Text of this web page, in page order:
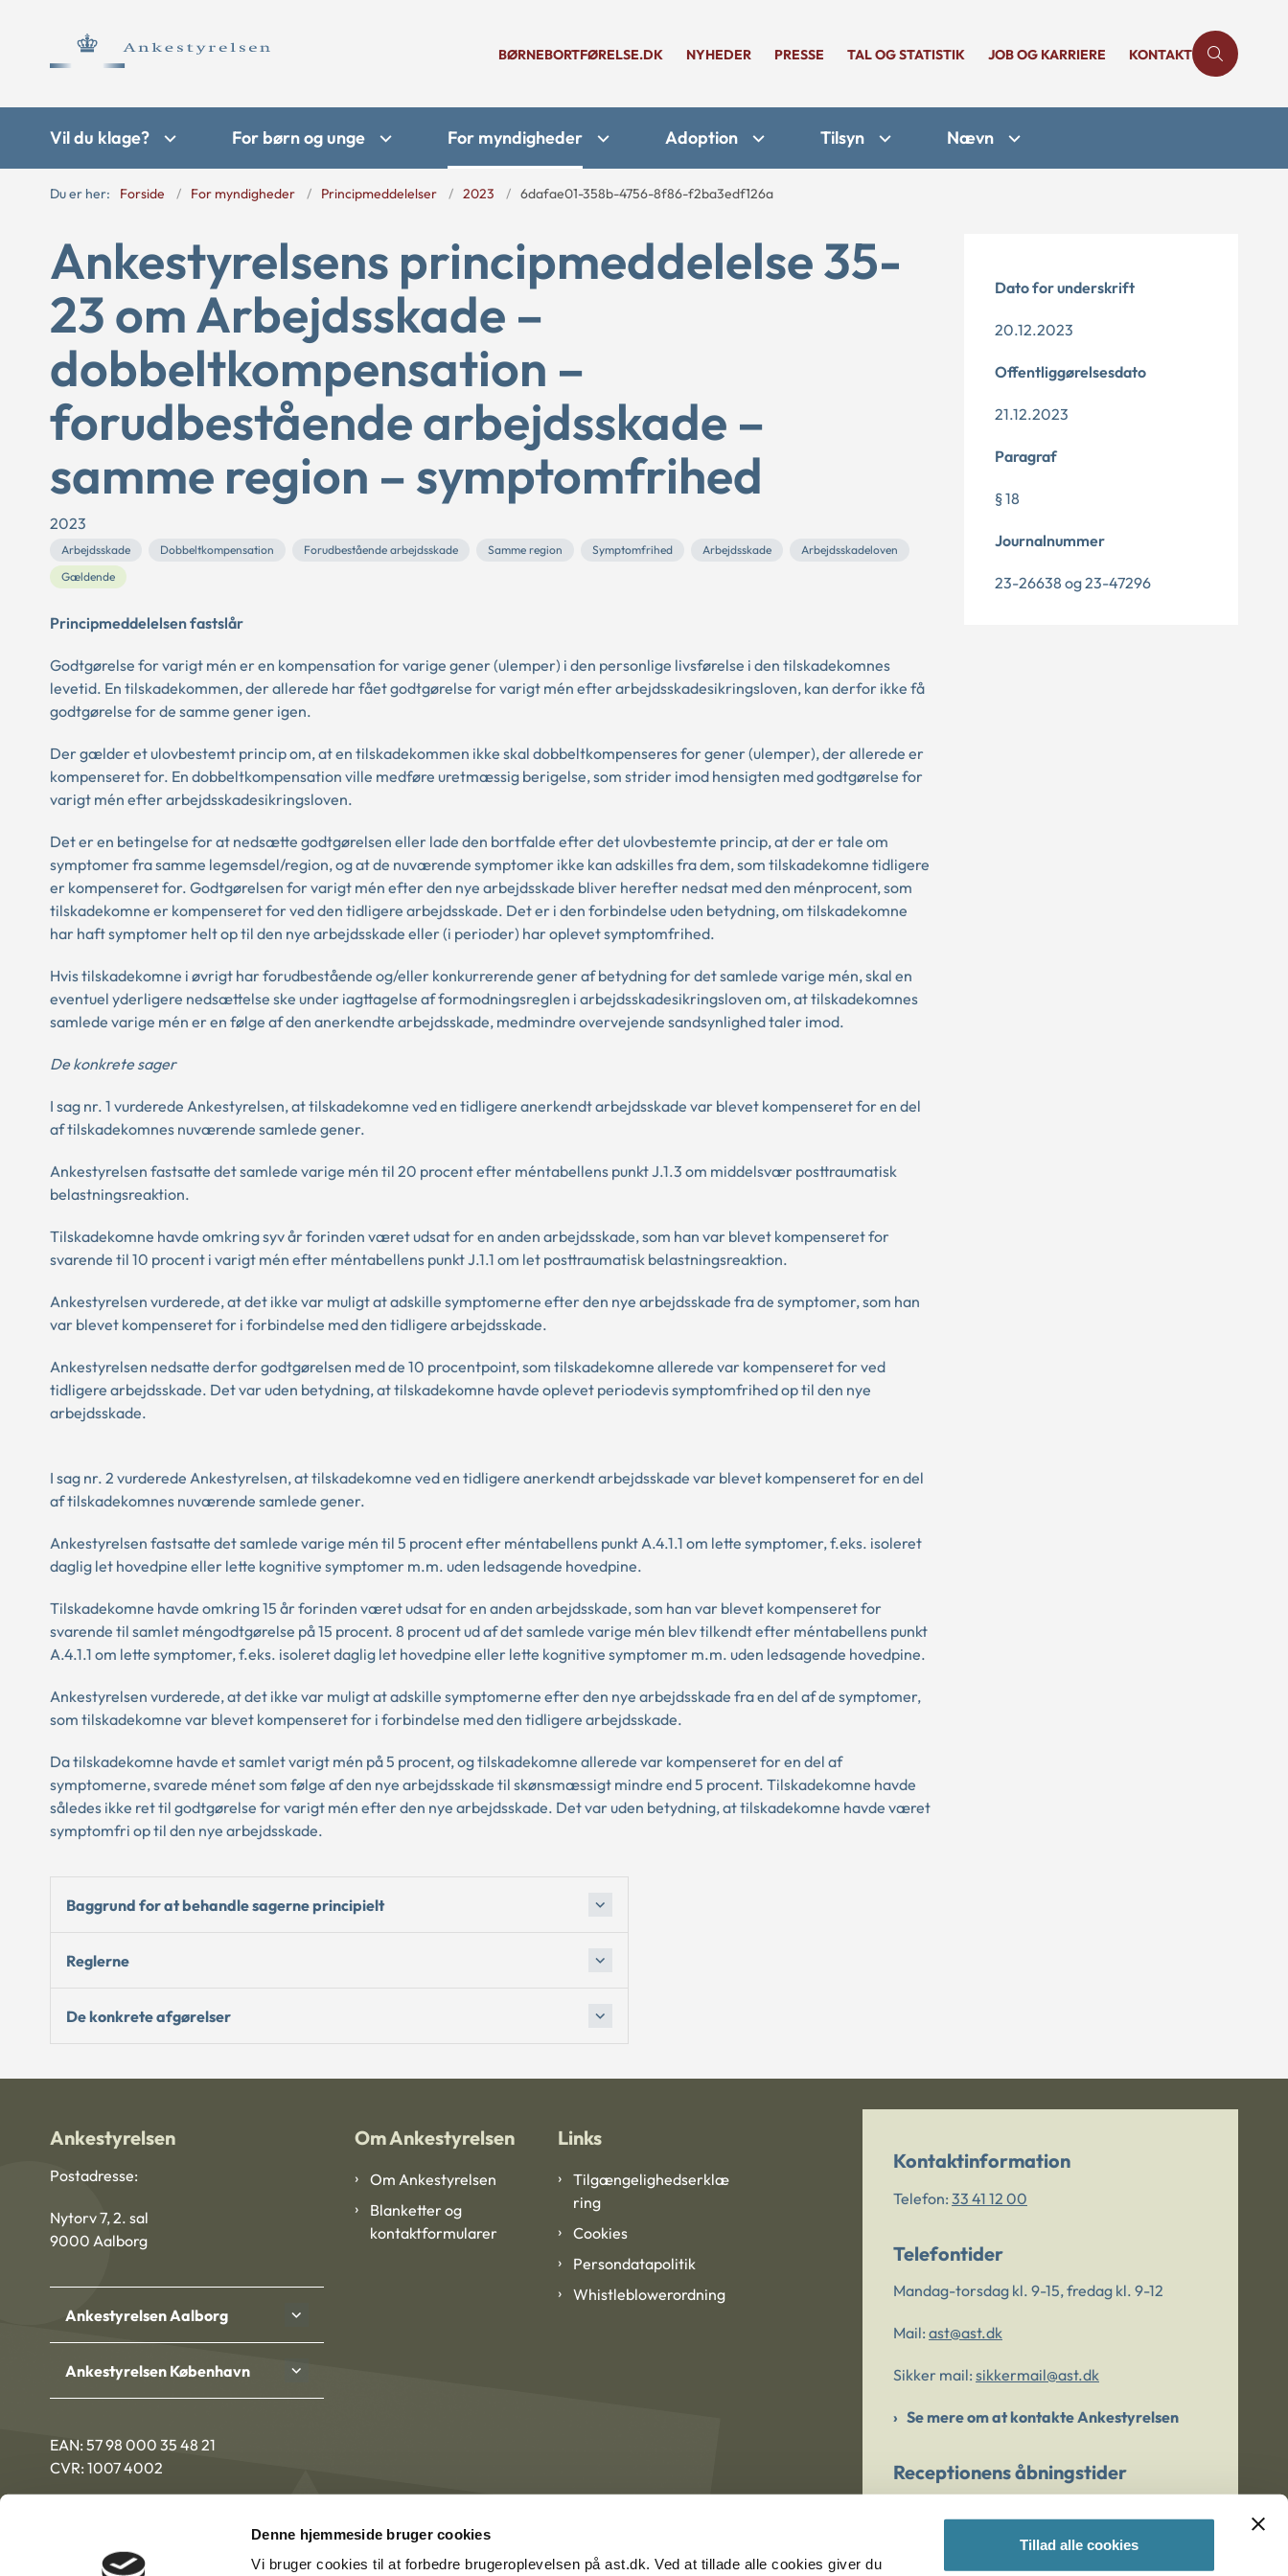
Denne hjemmeside bruger cookies
Vi bruger cookies til at forbedre brugeroplevelsen på ast.dk. Ved at tillade alle cookies giver du
Tillad alle cookies
BØRNEBORTFØRELSE.DK NYHEDER PRESSE TAL OG STATISTIK JOB OG KARRIERE KONTAKT
Vil du klage? For børn og unge For myndigheder Adoption Tilsyn Nævn
Du er her: Forside For myndigheder Principmeddelelser 2023 6dafae01-358b-4756-8f86-f2ba3edf126a
Ankestyrelsens principmeddelelse 35-
23 om Arbejdsskade –
dobbeltkompensation –
forudbestående arbejdsskade –
samme region – symptomfrihed
2023
Arbejdsskade Dobbeltkompensation Forudbestående arbejdsskade Samme region Symptomfrihed Arbejdsskade
Arbejdsskadeloven
Gældende
Principmeddelelsen fastslår
Godtgørelse for varigt mén er en kompensation for varige gener (ulemper) i den personlige livsførelse i den tilskadekomnes
levetid. En tilskadekommen, der allerede har fået godtgørelse for varigt mén efter arbejdsskadesikringsloven, kan derfor ikke få
godtgørelse for de samme gener igen.
Der gælder et ulovbestemt princip om, at en tilskadekommen ikke skal dobbeltkompenseres for gener (ulemper), der allerede er
kompenseret for. En dobbeltkompensation ville medføre uretmæssig berigelse, som strider imod hensigten med godtgørelse for
varigt mén efter arbejdsskadesikringsloven.
Det er en betingelse for at nedsætte godtgørelsen eller lade den bortfalde efter det ulovbestemte princip, at der er tale om
symptomer fra samme legemsdel/region, og at de nuværende symptomer ikke kan adskilles fra dem, som tilskadekomne tidligere
er kompenseret for. Godtgørelsen for varigt mén efter den nye arbejdsskade bliver herefter nedsat med den ménprocent, som
tilskadekomne er kompenseret for ved den tidligere arbejdsskade. Det er i den forbindelse uden betydning, om tilskadekomne
har haft symptomer helt op til den nye arbejdsskade eller (i perioder) har oplevet symptomfrihed.
Hvis tilskadekomne i øvrigt har forudbestående og/eller konkurrerende gener af betydning for det samlede varige mén, skal en
eventuel yderligere nedsættelse ske under iagttagelse af formodningsreglen i arbejdsskadesikringsloven om, at tilskadekomnes
samlede varige mén er en følge af den anerkendte arbejdsskade, medmindre overvejende sandsynlighed taler imod.
De konkrete sager
I sag nr. 1 vurderede Ankestyrelsen, at tilskadekomne ved en tidligere anerkendt arbejdsskade var blevet kompenseret for en del
af tilskadekomnes nuværende samlede gener.
Ankestyrelsen fastsatte det samlede varige mén til 20 procent efter méntabellens punkt J.1.3 om middelsvær posttraumatisk
belastningsreaktion.
Tilskadekomne havde omkring syv år forinden været udsat for en anden arbejdsskade, som han var blevet kompenseret for
svarende til 10 procent i varigt mén efter méntabellens punkt J.1.1 om let posttraumatisk belastningsreaktion.
Ankestyrelsen vurderede, at det ikke var muligt at adskille symptomerne efter den nye arbejdsskade fra de symptomer, som han
var blevet kompenseret for i forbindelse med den tidligere arbejdsskade.
Ankestyrelsen nedsatte derfor godtgørelsen med de 10 procentpoint, som tilskadekomne allerede var kompenseret for ved
tidligere arbejdsskade. Det var uden betydning, at tilskadekomne havde oplevet periodevis symptomfrihed op til den nye
arbejdsskade.
I sag nr. 2 vurderede Ankestyrelsen, at tilskadekomne ved en tidligere anerkendt arbejdsskade var blevet kompenseret for en del
af tilskadekomnes nuværende samlede gener.
Ankestyrelsen fastsatte det samlede varige mén til 5 procent efter méntabellens punkt A.4.1.1 om lette symptomer, f.eks. isoleret
daglig let hovedpine eller lette kognitive symptomer m.m. uden ledsagende hovedpine.
Tilskadekomne havde omkring 15 år forinden været udsat for en anden arbejdsskade, som han var blevet kompenseret for
svarende til samlet méngodtgørelse på 15 procent. 8 procent ud af det samlede varige mén blev tilkendt efter méntabellens punkt
A.4.1.1 om lette symptomer, f.eks. isoleret daglig let hovedpine eller lette kognitive symptomer m.m. uden ledsagende hovedpine.
Ankestyrelsen vurderede, at det ikke var muligt at adskille symptomerne efter den nye arbejdsskade fra en del af de symptomer,
som tilskadekomne var blevet kompenseret for i forbindelse med den tidligere arbejdsskade.
Da tilskadekomne havde et samlet varigt mén på 5 procent, og tilskadekomne allerede var kompenseret for en del af
symptomerne, svarede ménet som følge af den nye arbejdsskade til skønsmæssigt mindre end 5 procent. Tilskadekomne havde
således ikke ret til godtgørelse for varigt mén efter den nye arbejdsskade. Det var uden betydning, at tilskadekomne havde været
symptomfri op til den nye arbejdsskade.
Baggrund for at behandle sagerne principielt
Reglerne
De konkrete afgørelser
Dato for underskrift
20.12.2023
Offentliggørelsesdato
21.12.2023
Paragraf
§ 18
Journalnummer
23-26638 og 23-47296
Ankestyrelsen
Postadresse:
Nytorv 7, 2. sal
9000 Aalborg
Ankestyrelsen Aalborg
Ankestyrelsen København
EAN: 57 98 000 35 48 21
CVR: 1007 4002
Om Ankestyrelsen
Om Ankestyrelsen
Blanketter og
kontaktformularer
Links
Tilgængelighedserklæ
ring
Cookies
Persondatapolitik
Whistleblowerordning
Kontaktinformation
Telefon: 33 41 12 00
Telefontider
Mandag-torsdag kl. 9-15, fredag kl. 9-12
Mail: ast@ast.dk
Sikker mail: sikkermail@ast.dk
Se mere om at kontakte Ankestyrelsen
Receptionens åbningstider